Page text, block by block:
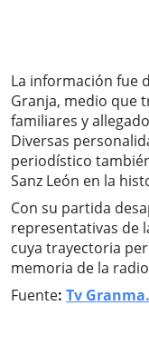
La información fue
Granja, medio que
familiares y
Diversas
periodístico
Sanz León en la
Con su partida
representativas de
cuya trayectoria
memoria de la
Fuente: Tv Granma.